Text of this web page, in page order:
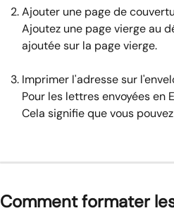
Ajouter une page de
Ajoutez une page vierge au
ajoutée sur la page vierge.
Imprimer l'adresse sur
Pour les lettres envoyées en
Cela signifie que vous
Comment formater